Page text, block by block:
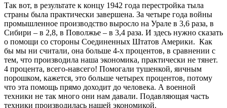
Так вот, в результате к концу 1942 года перестройка тыла
страны была практически завершена. За четыре года войны
промышленное производство выросло на Урале в 3,6 раза, в
Сибири – в 2,8, в Поволжье – в 3,4 раза. И здесь нужно сказать
о помощи со стороны Соединенных Штатов Америки. Как
бы мы ни считали, она больше 4-х процентов, в сравнении с
тем, что производила наша экономика, практически не тянет.
4 процента, всего-навсего! Помогали тушенкой, яичным
порошком, кажется, это больше четырех процентов, потому
что эта помощь прямо доходит до человека. А военной
техники не так много они нам давали. Подавляющая часть
техники производилась нашей экономикой.